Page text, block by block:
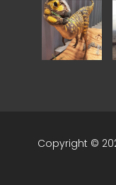
Copyright ©